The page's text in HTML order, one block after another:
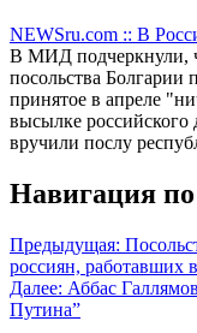
NEWSru.com :: В
В МИД подчеркнули,
посольства Болгарии
принятое в апреле
высылке
вручили послу
Навигация
Предыдущая:
россиян, работавших
Далее: Аббас
Путина”